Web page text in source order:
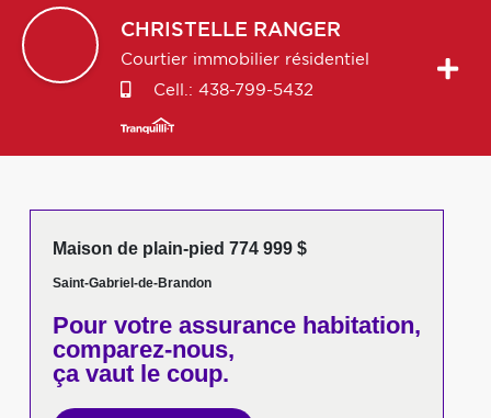
CHRISTELLE RANGER
Courtier immobilier résidentiel
Cell.: 438-799-5432
Maison de plain-pied 774 999 $
Saint-Gabriel-de-Brandon
Pour votreassurance habitation,
comparez-nous,
ça vaut le coup.